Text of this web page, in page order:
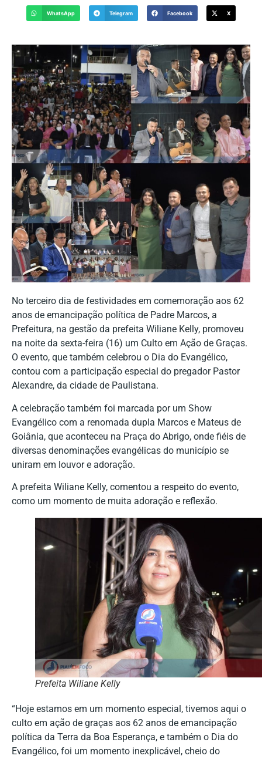
WhatsApp Telegram Facebook X
No terceiro dia de festividades em comemoração aos 62
anos de emancipação política de Padre Marcos, a
Prefeitura, na gestão da prefeita Wiliane Kelly, promoveu
na noite da sexta-feira (16) um Culto em Ação de Graças.
O evento, que também celebrou o Dia do Evangélico,
contou com a participação especial do pregador Pastor
Alexandre, da cidade de Paulistana.
A celebração também foi marcada por um Show
Evangélico com a renomada dupla Marcos e Mateus de
Goiânia, que aconteceu na Praça do Abrigo, onde fiéis de
diversas denominações evangélicas do município se
uniram em louvor e adoração.
A prefeita Wiliane Kelly, comentou a respeito do evento,
como um momento de muita adoração e reflexão.
Prefeita Wiliane Kelly
“Hoje estamos em um momento especial, tivemos aqui o
culto em ação de graças aos 62 anos de emancipação
política da Terra da Boa Esperança, e também o Dia do
Evangélico, foi um momento inexplicável, cheio do